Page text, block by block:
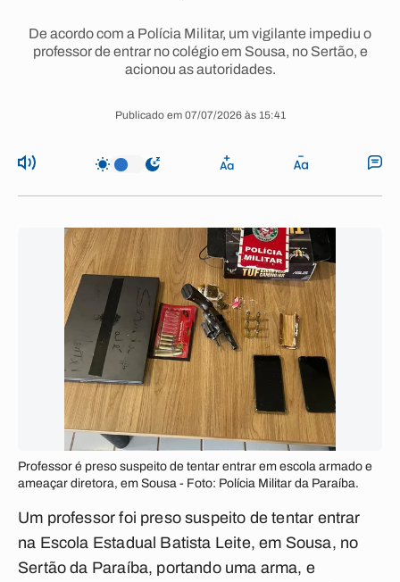
De acordo com a Polícia Militar, um vigilante impediu o
professor de entrar no colégio em Sousa, no Sertão, e
acionou as autoridades.
Publicado em 07/07/2026 às 15:41
Professor é preso suspeito de tentar entrar em escola armado e
ameaçar diretora, em Sousa - Foto: Polícia Militar da Paraíba.
Um professor foi preso suspeito de tentar entrar
na Escola Estadual Batista Leite, em Sousa, no
Sertão da Paraíba, portando uma arma, e